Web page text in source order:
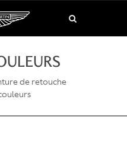
de retouche